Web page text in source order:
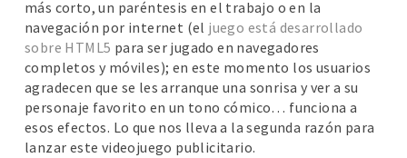
más corto, un paréntesis en el trabajo o en la
navegación por internet (el juego está desarrollado
sobre HTML5 para ser jugado en navegadores
completos y móviles); en este momento los usuarios
agradecen que se les arranque una sonrisa y ver a su
personaje favorito en un tono cómico… funciona a
esos efectos. Lo que nos lleva a la segunda razón para
lanzar este videojuego publicitario.